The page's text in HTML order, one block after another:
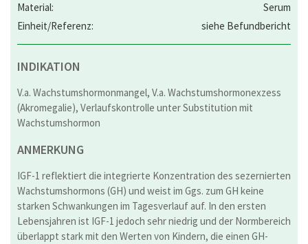
Serum
siehe Befundbericht
INDIKATION
V.a. Wachstumshormonmangel, V.a. Wachstumshormonexzess
(Akromegalie), Verlaufskontrolle unter Substitution mit
Wachstumshormon
ANMERKUNG
IGF-1 reflektiert die integrierte Konzentration des sezernierten
Wachstumshormons (GH) und weist im Ggs. zum GH keine
starken Schwankungen im Tagesverlauf auf. In den ersten
Lebensjahren ist IGF-1 jedoch sehr niedrig und der Normbereich
überlappt stark mit den Werten von Kindern, die einen GH-